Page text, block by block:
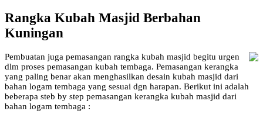
Rangka Kubah Masjid Berbahan
Kuningan
Pembuatan juga pemasangan rangka kubah masjid begitu urgen
dlm proses pemasangan kubah tembaga. Pemasangan kerangka
yang paling benar akan menghasilkan desain kubah masjid dari
bahan logam tembaga yang sesuai dgn harapan. Berikut ini adalah
beberapa steb by step pemasangan kerangka kubah masjid dari
bahan logam tembaga :